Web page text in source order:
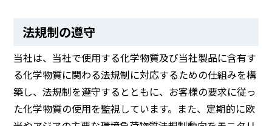
法規制の遵守
当社は、当社で使用する化学物質及び当社製品に含有す
る化学物質に関わる法規制に対応するための仕組みを構
築し、法規制を遵守するとともに、お客様の要求に従っ
た化学物質の使用を監視しています。また、定期的に欧